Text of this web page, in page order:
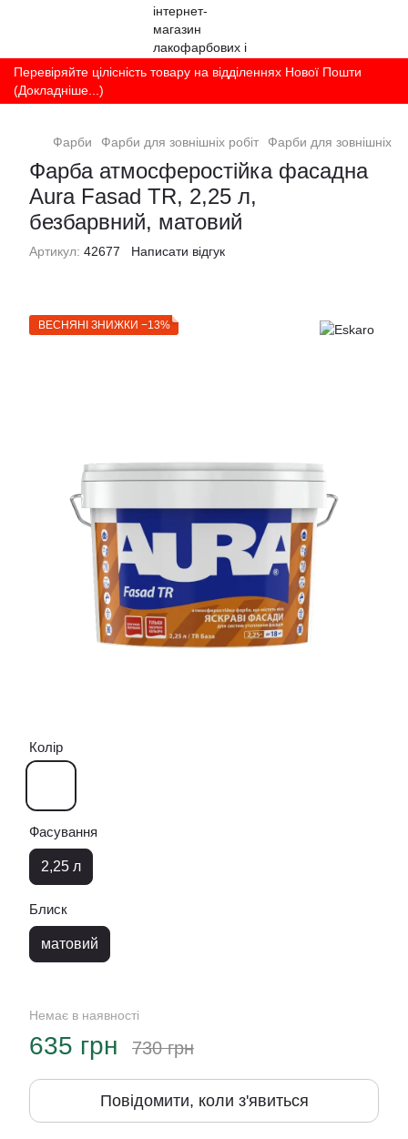
Перевіряйте цілісність товару на відділеннях Нової Пошти
(Докладніше...)
Фарби Фарби для зовнішніх робіт Фарби для зовнішніх
Фарба атмосферостійка фасадна
Aura Fasad TR, 2,25 л,
безбарвний, матовий
Артикул: 42677 Написати відгук
ВЕСНЯНІ ЗНИЖКИ −13%
Колір
Фасування
2,25 л
Блиск
матовий
Немає в наявності
635 грн 730 грн
Повідомити, коли з'явиться